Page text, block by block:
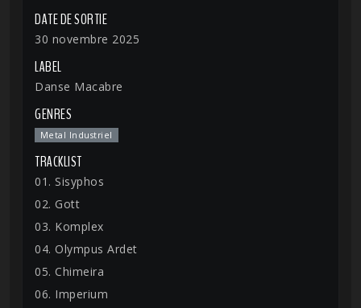
DATE DE SORTIE
30 novembre 2025
LABEL
Danse Macabre
GENRES
Metal Industriel
TRACKLIST
01. Sisyphos
02. Gott
03. Komplex
04. Olympus Ardet
05. Chimeira
06. Imperium